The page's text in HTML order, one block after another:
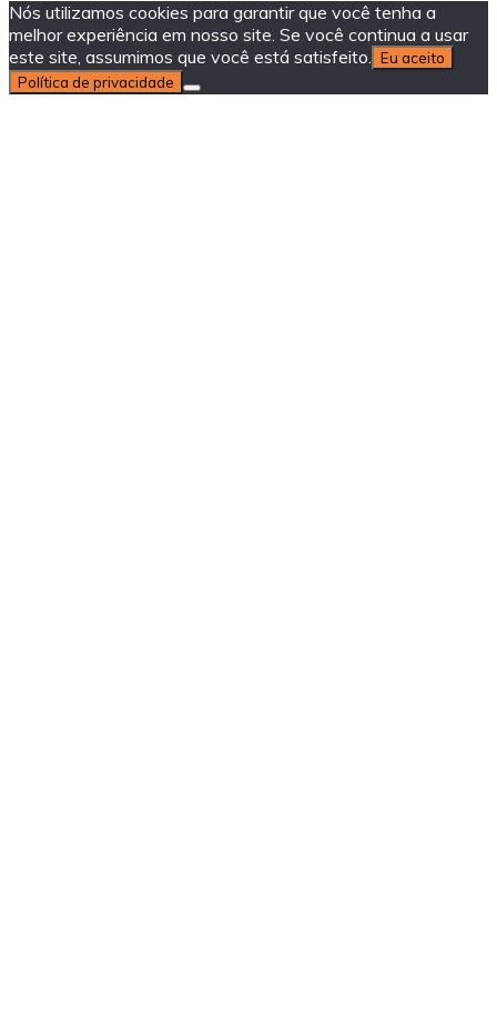
Nós utilizamos cookies para garantir que você tenha a
melhor experiência em nosso site. Se você continua a usar
este site, assumimos que você está satisfeito. Eu aceito
Política de privacidade